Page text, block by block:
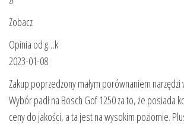
Zobacz
Opinia od g…k
2023-01-08
Zakup poprzedzony małym porównaniem
Wybór padł na Bosch Gof 1250 za to, że posiada
ceny do jakości, a ta jest na wysokim poziomie.